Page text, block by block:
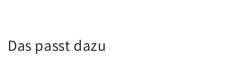
Das passt dazu